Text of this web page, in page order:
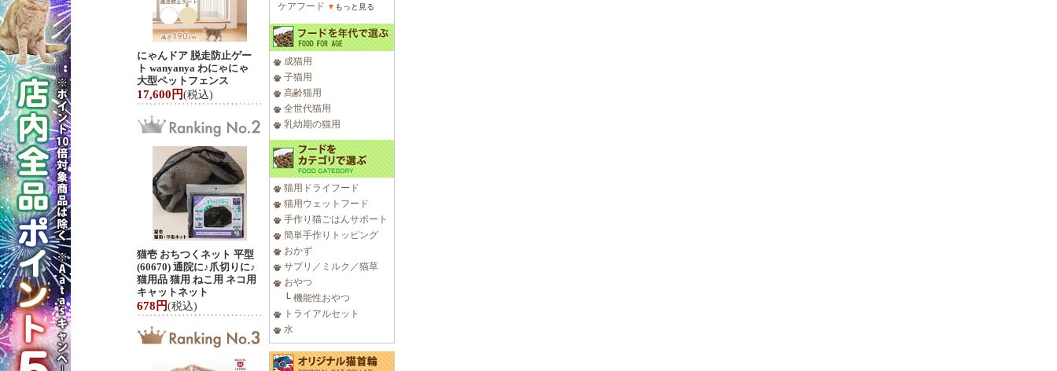
にゃんドア 脱走防止ゲー
ト wanyanya わにゃにゃ
大型ペットフェンス
17,600円(税込)
猫壱 おちつくネット 平型
(60670) 通院に♪爪切りに♪
猫用品 猫用 ねこ用 ネコ用
キャットネット
678円(税込)
ケアフード ▼ もっと見る
成猫用
子猫用
高齢猫用
全世代猫用
乳幼期の猫用
猫用ドライフード
猫用ウェットフード
手作り猫ごはんサポート
簡単手作りトッピング
おかず
サプリ／ミルク／猫草
おやつ
└ 機能性おやつ
トライアルセット
水